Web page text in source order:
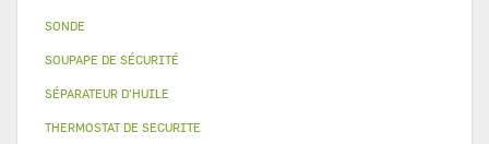
SONDE
SOUPAPE DE SÉCURITÉ
SÉPARATEUR D'HUILE
THERMOSTAT DE SECURITE